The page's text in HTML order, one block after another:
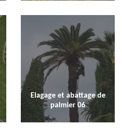
Elagage et abattage de
palmier 06